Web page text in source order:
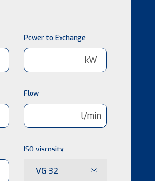
Power to Exchange
kW
Flow
l/min
ISO viscosity
VG 32